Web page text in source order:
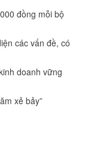
đồng mỗi bộ
các vấn đề, có
doanh vững
xẻ bảy”